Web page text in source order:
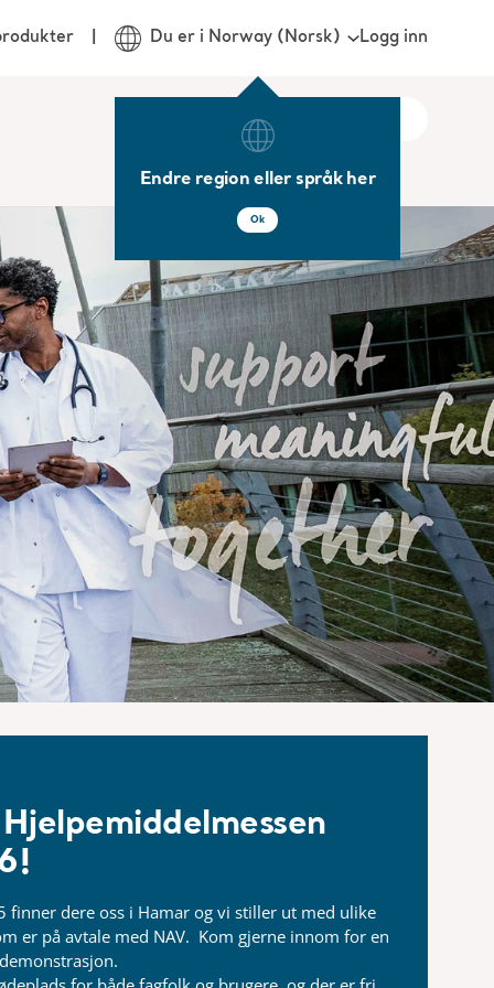
Du er i Norway (Norsk)
Endre region eller språk her
Ok
Logg inn
finner dere oss i Hamar og vi stiller ut med ulike
er på avtale med NAV. Kom gjerne innom for en